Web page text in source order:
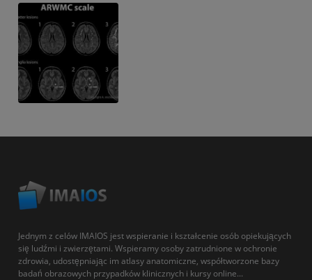
Jednym z celów IMAIOS jest wspieranie i kształcenie osób opiekujących
się ludźmi i zwierzętami. Wspieramy osoby zatrudnione w ochronie
zdrowia, udostępniając im atlasy anatomiczne, współtworzone bazy
badań obrazowych przypadków klinicznych i kursy online...